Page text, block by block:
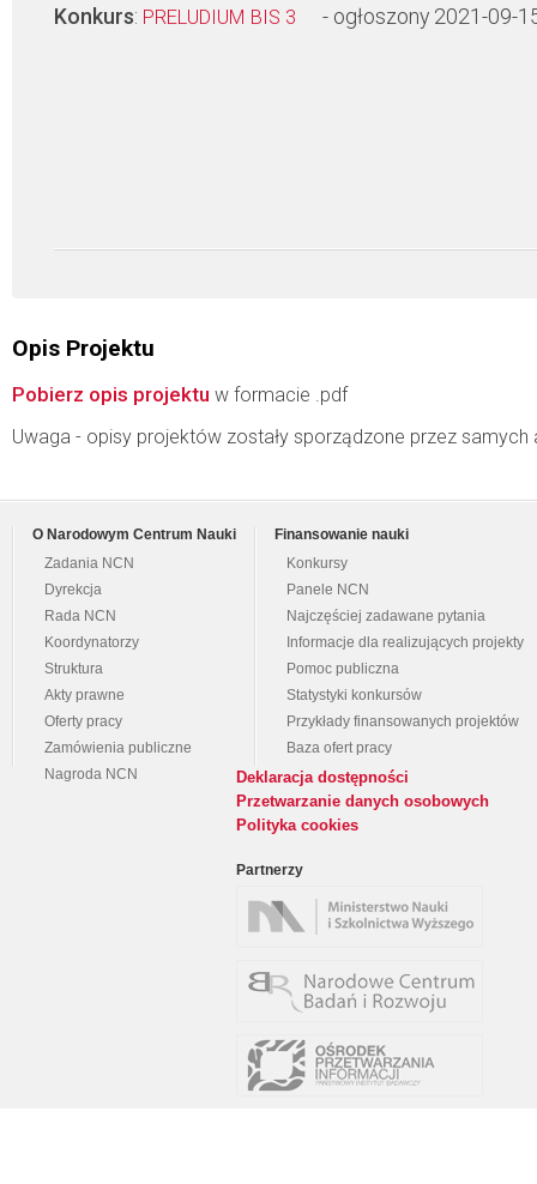
Konkurs: PRELUDIUM BIS 3 - ogłoszony 2021-09-
Opis Projektu
Pobierz opis projektu w formacie .pdf
Uwaga - opisy projektów zostały sporządzone przez
O Narodowym Centrum Nauki
Zadania NCN
Dyrekcja
Rada NCN
Koordynatorzy
Struktura
Akty prawne
Oferty pracy
Zamówienia publiczne
Nagroda NCN
Finansowanie nauki
Konkursy
Panele NCN
Najczęściej zadawane pytania
Informacje dla realizujących projekty
Pomoc publiczna
Statystyki konkursów
Przykłady finansowanych projektów
Baza ofert pracy
Deklaracja dostępności
Przetwarzanie danych osobowych
Polityka cookies
Partnerzy